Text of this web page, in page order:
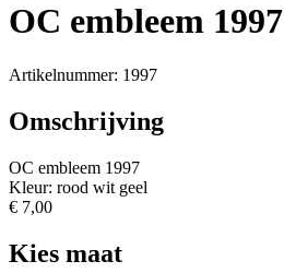
OC embleem 1997
Artikelnummer: 1997
Omschrijving
OC embleem 1997
Kleur: rood wit geel
€ 7,00
Kies maat